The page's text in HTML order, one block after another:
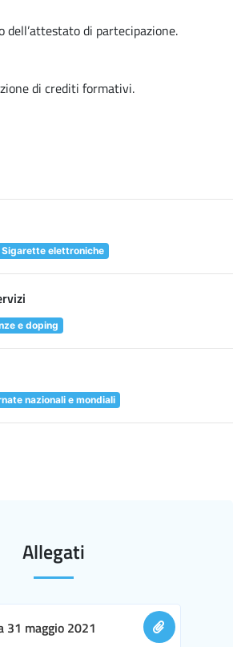
dell’attestato di partecipazione.
di crediti formativi.
Sigarette elettroniche
e doping
nazionali e mondiali
Allegati
31 maggio 2021